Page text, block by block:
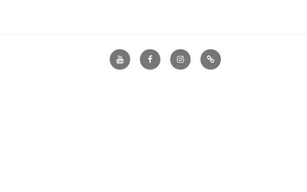
YouTube FacebookInstagramTikTok